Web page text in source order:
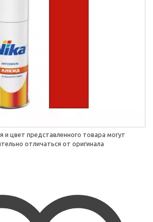
и цвет представленного товара могут
отличаться от оригинала